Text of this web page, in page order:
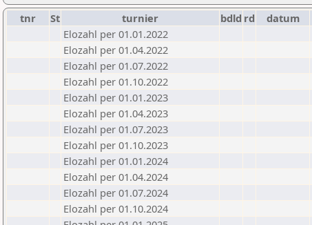
tnr
St turnier bdld rd datum
Elozahl per 01.01.2022
Elozahl per 01.04.2022
Elozahl per 01.07.2022
Elozahl per 01.10.2022
Elozahl per 01.01.2023
Elozahl per 01.04.2023
Elozahl per 01.07.2023
Elozahl per 01.10.2023
Elozahl per 01.01.2024
Elozahl per 01.04.2024
Elozahl per 01.07.2024
Elozahl per 01.10.2024